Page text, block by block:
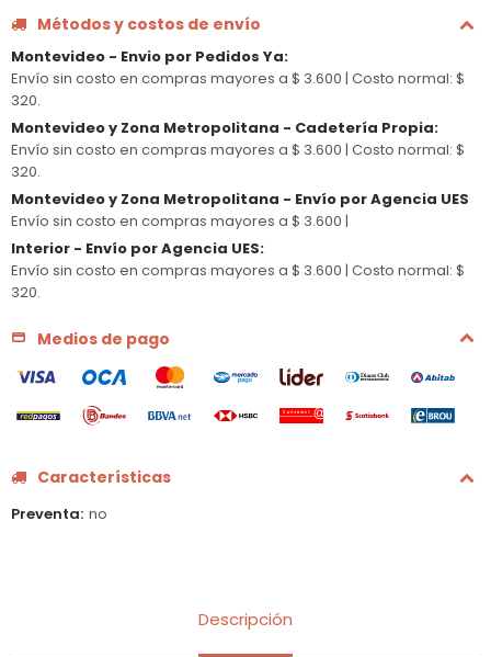
Métodos y costos de envío
Montevideo - Envio por Pedidos Ya:
Envío sin costo en compras mayores a $ 3.600 | Costo normal: $
320.
Montevideo y Zona Metropolitana - Cadetería Propia:
Envío sin costo en compras mayores a $ 3.600 | Costo normal: $
320.
Montevideo y Zona Metropolitana - Envío por Agencia UES
Envío sin costo en compras mayores a $ 3.600 |
Interior - Envío por Agencia UES:
Envío sin costo en compras mayores a $ 3.600 | Costo normal: $
320.
Medios de pago
Características
Preventa no
Descripción